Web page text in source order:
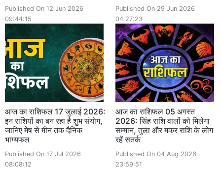
Published On 12 Jun 2026
09:44:15
Published On 29 Jun 2026
04:27:23
आज का राशिफल 17 जुलाई 2026:
इन राशियों का बन रहा है शुभ संयोग,
जानिए मेष से मीन तक दैनिक
भाग्यफल
Published On 17 Jul 2026
08:08:12
आज का राशिफल 05 अगस्त
2026: सिंह राशि वालों को मिलेगा
सम्मान, तुला और मकर राशि के लोग
रहें सतर्क
Published On 04 Aug 2026
23:59:51